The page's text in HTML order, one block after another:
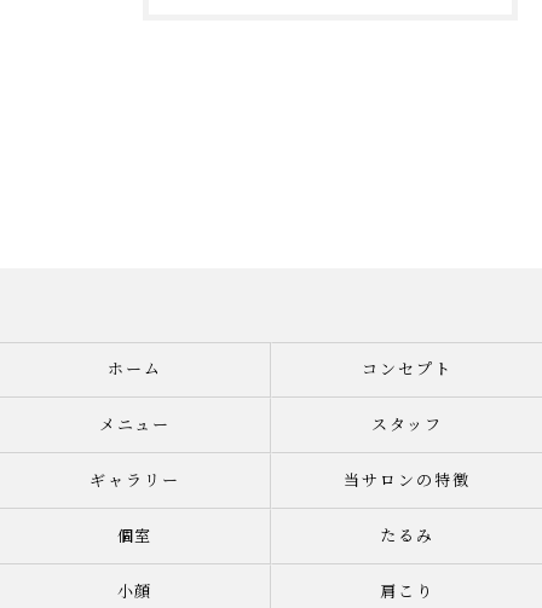
ホーム コンセプト
メニュー スタッフ
ギャラリー 当サロンの特徴
個室 たるみ
小顔 肩こり